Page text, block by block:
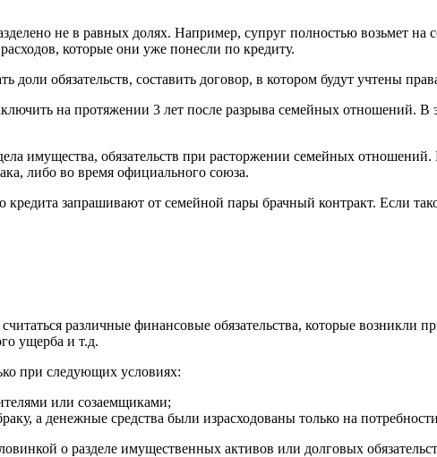
не в равных долях. Например, супруг полностью возьмет
которые они уже понесли по кредиту.
обязательств, составить договор, в котором будут учтены
на протяжении 3 лет после разрыва семейных отношений. В
имущества, обязательств при расторжении семейных отношений.
либо во время официального союза.
запрашивают от семейной пары брачный контракт. Если
различные финансовые обязательства, которые возникли
ущерба и т.д.
при следующих условиях:
или созаемщиками;
а денежные средства были израсходованы только на
о разделе имущественных активов или долговых